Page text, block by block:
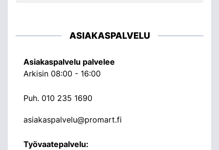
ASIAKASPALVELU
Asiakaspalvelu palvelee
Arkisin 08:00 - 16:00
Puh. 010 235 1690
asiakaspalvelu@promart.fi
Työvaatepalvelu: